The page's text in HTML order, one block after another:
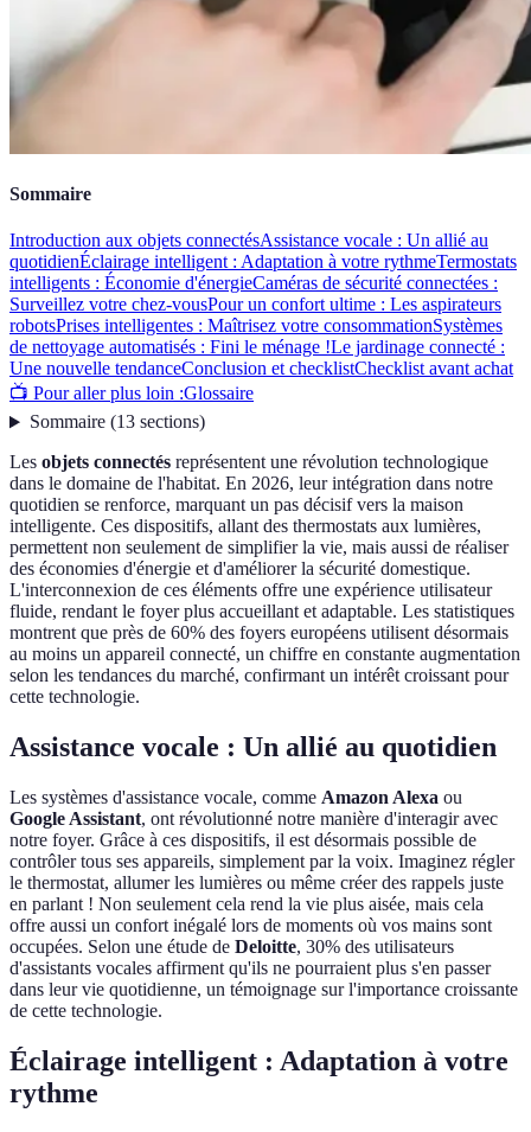
Sommaire
Introduction aux objets connectésAssistance vocale : Un allié au
quotidienÉclairage intelligent : Adaptation à votre rythmeTermostats
intelligents : Économie d'énergieCaméras de sécurité connectées :
Surveillez votre chez-vousPour un confort ultime : Les aspirateurs
robotsPrises intelligentes : Maîtrisez votre consommationSystèmes
de nettoyage automatisés : Fini le ménage !Le jardinage connecté :
Une nouvelle tendanceConclusion et checklistChecklist avant achat
📺 Pour aller plus loin :Glossaire
Sommaire(13 sections)
Les objets connectés représentent une révolution technologique
dans le domaine de l'habitat. En 2026, leur intégration dans notre
quotidien se renforce, marquant un pas décisif vers la maison
intelligente. Ces dispositifs, allant des thermostats aux lumières,
permettent non seulement de simplifier la vie, mais aussi de réaliser
des économies d'énergie et d'améliorer la sécurité domestique.
L'interconnexion de ces éléments offre une expérience utilisateur
fluide, rendant le foyer plus accueillant et adaptable. Les statistiques
montrent que près de 60% des foyers européens utilisent désormais
au moins un appareil connecté, un chiffre en constante augmentation
selon les tendances du marché, confirmant un intérêt croissant pour
cette technologie.
Assistance vocale : Un allié au quotidien
Les systèmes d'assistance vocale, comme Amazon Alexa ou
Google Assistant, ont révolutionné notre manière d'interagir avec
notre foyer. Grâce à ces dispositifs, il est désormais possible de
contrôler tous ses appareils, simplement par la voix. Imaginez régler
le thermostat, allumer les lumières ou même créer des rappels juste
en parlant ! Non seulement cela rend la vie plus aisée, mais cela
offre aussi un confort inégalé lors de moments où vos mains sont
occupées. Selon une étude de Deloitte, 30% des utilisateurs
d'assistants vocales affirment qu'ils ne pourraient plus s'en passer
dans leur vie quotidienne, un témoignage sur l'importance croissante
de cette technologie.
Éclairage intelligent : Adaptation à votre
rythme